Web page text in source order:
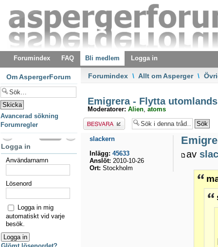
Forumindex FAQ Bli medlem Logga in
Forumindex \ Allt om Asperger \
Emigrera - Flytta
Moderatorer: Alien, atoms
Besvara
av
slackern
Inlägg: 45633
Anslöt: 2010-10-26
Ort: Stockholm
Om AspergerForum
Avancerad sökning
Forumregler
Logga in
Användarnamn
Lösenord
Logga in mig
automatiskt vid varje
besök.